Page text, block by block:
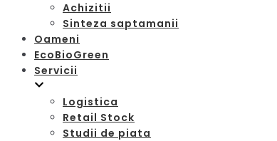
Achizitii
Sinteza saptamanii
Oameni
EcoBioGreen
Servicii
Logistica
Retail Stock
Studii de piata